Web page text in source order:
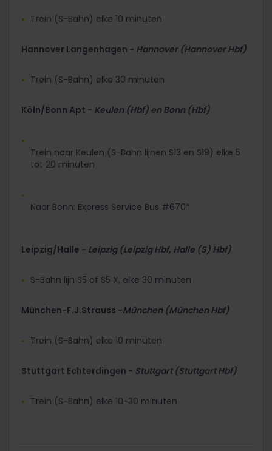
Trein (S-Bahn) elke 10 minuten
Hannover Langenhagen - Hannover (Hannover Hbf)
Trein (S-Bahn) elke 30 minuten
Köln/Bonn Apt - Keulen (Hbf) en Bonn (Hbf)
Trein naar Keulen (S-Bahn lijnen S13 en S19) elke 5
tot 20 minuten
Naar Bonn: Express Service Bus #670*
Leipzig/Halle - Leipzig (Leipzig Hbf, Halle (S) Hbf)
S-Bahn lijn S5 of S5 X, elke 30 minuten
München-F.J.Strauss -München (München Hbf)
Trein (S-Bahn) elke 10 minuten
Stuttgart Echterdingen - Stuttgart (Stuttgart Hbf)
Trein (S-Bahn) elke 10-30 minuten